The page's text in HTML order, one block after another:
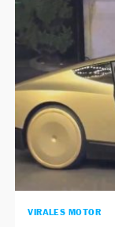
VIRALES MOTOR